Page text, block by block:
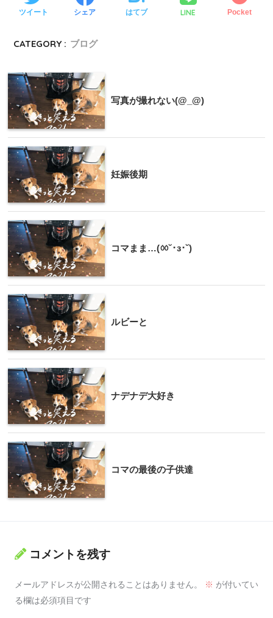
ツイート シェア はてブ LINE Pocket
CATEGORY : ブログ
写真が撮れない(@_@)
妊娠後期
コマまま…(ㆀ˘･з･˘)
ルビーと
ナデナデ大好き
コマの最後の子供達
コメントを残す
メールアドレスが公開されることはありません。 ※ が付いてい
る欄は必須項目です